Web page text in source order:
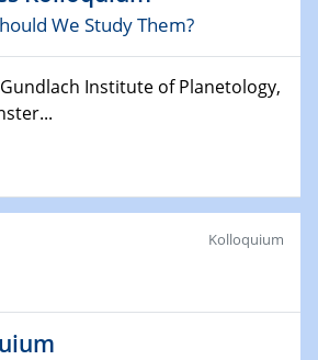
and Materials for Energy
We Study Them?
Institute of Planetology,
Kolloquium